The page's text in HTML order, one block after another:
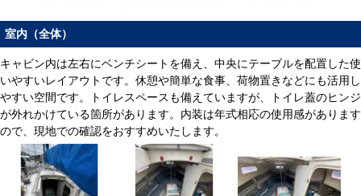
室内（全体）
キャビン内は左右にベンチシートを備え、中央にテーブルを配置した使
いやすいレイアウトです。休憩や簡単な食事、荷物置きなどにも活用し
やすい空間です。トイレスペースも備えていますが、トイレ蓋のヒンジ
が外れかけている箇所があります。内装は年式相応の使用感があります
ので、現地での確認をおすすめいたします。